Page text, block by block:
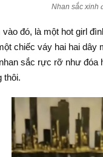
Nhan sắc xinh
vào đó, là một hot girl
chiếc váy hai hai dây
sắc rực rỡ như đóa
thôi.